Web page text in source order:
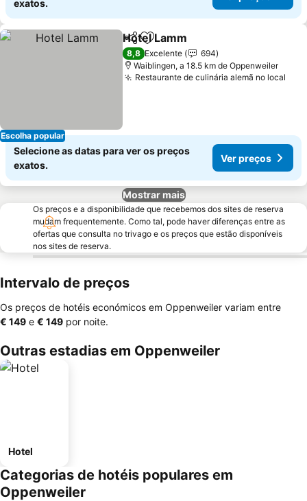
exatos.
Escolha popular
PartilharAdicionar aos favoritos
Hotel Lamm
8,8 Excelente
694
Waiblingen, a 18.5 km de Oppenweiler
Restaurante de culinária alemã no local
Selecione as datas para ver os preços
exatos.
Ver preços
Mostrar mais
Os preços e a disponibilidade que recebemos dos sites de reserva
mudam frequentemente. Como tal, pode haver diferenças entre as
ofertas que consulta no trivago e os preços que estão disponíveis
nos sites de reserva.
Intervalo de preços
Os preços de hotéis económicos em Oppenweiler variam entre
‎€ 149 e ‎€ 149 por noite.
Outras estadias em Oppenweiler
Hotel
Categorias de hotéis populares em
Oppenweiler